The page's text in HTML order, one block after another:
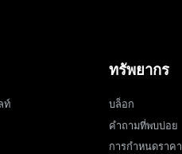
ท์
ทรัพยากร
บล็อก
คำถามที่พบบ่อย
การกำหนดราคา